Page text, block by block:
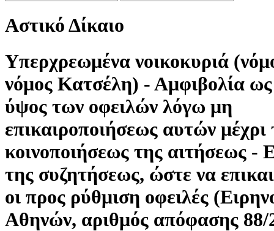
Αστικό Δίκαιο
Υπερχρεωμένα νοικοκυριά
νόμος Κατσέλη) - Αμφιβολία
ύψος των οφειλών λόγω μη
επικαιροποιήσεως αυτών μέχρι
κοινοποιήσεως της αιτήσεως -
της συζητήσεως, ώστε να
οι προς ρύθμιση οφειλές
Αθηνών, αριθμός απόφασης 88/